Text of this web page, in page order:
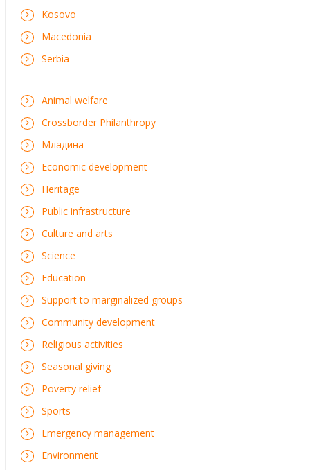
Kosovo
Macedonia
Serbia
Animal welfare
Crossborder Philanthropy
Mладина
Economic development
Heritage
Public infrastructure
Culture and arts
Science
Education
Support to marginalized groups
Community development
Religious activities
Seasonal giving
Poverty relief
Sports
Emergency management
Environment